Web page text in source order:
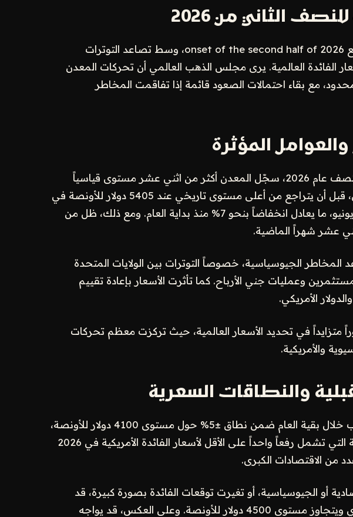
الثاني من 2026
يُدخل الذهب مرحلة مفصلية مع onset of the second half of 2026، وسط تصاعد التوترات
الفائدة العالمية. يرى مجلس الذهب العالمي أن تحركات المعدن
مع بقاء احتمالات الصعود قائمة إذا تفاقمت المخاطر
المؤثرة
وفقًا لتقرير توقعات الذهب لمنتصف عام 2026، سجّل المعدن أكثر من اثني عشر مستوى قياسياً
جديداً خلال الأشهر الستة الأولى، قبل أن يتراجع من أعلى مستوى تاريخي عند 5405 دولار للأونصة في
أواخر يناير إلى 4002 دولار في يونيو، ما يعادل انخفاضاً بنحو 7% منذ بداية العام. ومع ذلك، ظل من
عشر شهراً الماضية.
المخاطر الجيوسياسية، خصوصاً التوترات بين الولايات المتحدة
وعمليات جني الأرباح. كما تأثرت الأسعار بإعادة تقييم
الأمريكي.
متزايداً في تحديد الأسعار العالمية، حيث تركزت معظم تحركات
والأمريكية.
والنطاقات السعرية
يتوقع المجلس أن يتحرك الذهب خلال بقية العام ضمن نطاق ±5% حول مستوى 4100 دولار للأونصة،
بشرط استمرار التوقعات الحالية التي تشمل رفعاً واحداً على الأقل لأسعار الفائدة الأمريكية في 2026
من الاقتصادات الكبرى.
أو الجيوسياسية، أو تغيرت توقعات الفائدة بصورة كبيرة، قد
يستأنف الذهب مساره الصعودي ويتجاوز مستوى 4500 دولار للأونصة. وعلى العكس، قد يواجه